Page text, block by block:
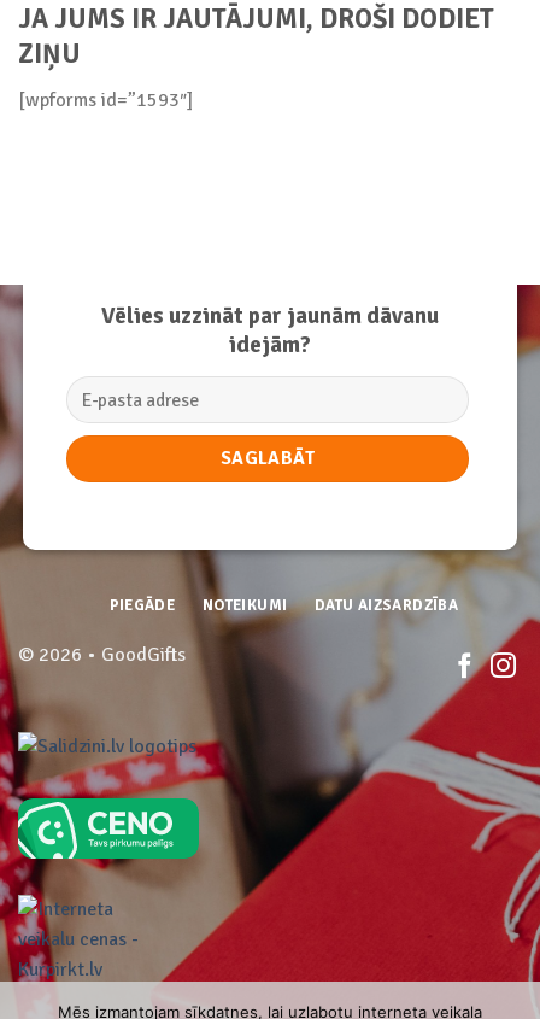
JA JUMS IR JAUTĀJUMI, DROŠI DODIET
ZIŅU
[wpforms id=”1593″]
Vēlies uzzināt par jaunām dāvanu
idejām?
© 2026 • GoodGifts
PIEGĀDE NOTEIKUMI DATU AIZSARDZĪBA
Mēs izmantojam sīkdatnes, lai uzlabotu interneta veikala